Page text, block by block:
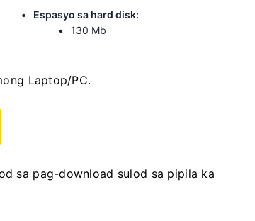
Espasyo sa hard disk:
130 Mb
Laptop/PC.
sa pag-download sulod sa pipila ka